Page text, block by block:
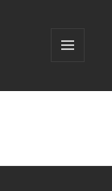
ВИДЖЕТЫ